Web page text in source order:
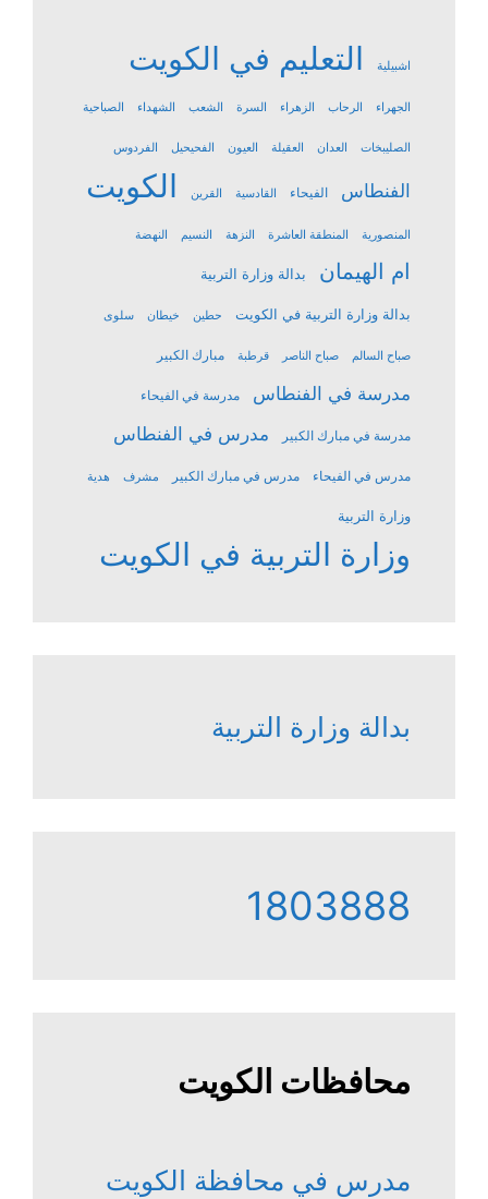
اشبيلية التعليم في الكويت
الجهراء الرحاب الزهراء السرة الشعب الشهداء الصباحية
الصليبخات العدان العقيلة العيون الفحيحيل الفردوس
الفنطاس الفيحاء القادسية القرين الكويت
المنصورية المنطقة العاشرة النزهة النسيم النهضة
ام الهيمان بدالة وزارة التربية
بدالة وزارة التربية في الكويت حطين خيطان سلوى
صباح السالم صباح الناصر قرطبة مبارك الكبير
مدرسة في الفنطاس مدرسة في الفيحاء
مدرسة في مبارك الكبير مدرس في الفنطاس
مدرس في الفيحاء مدرس في مبارك الكبير مشرف هدية
وزارة التربية
وزارة التربية في الكويت
بدالة وزارة التربية
1803888
محافظات الكويت
مدرس في محافظة الكويت